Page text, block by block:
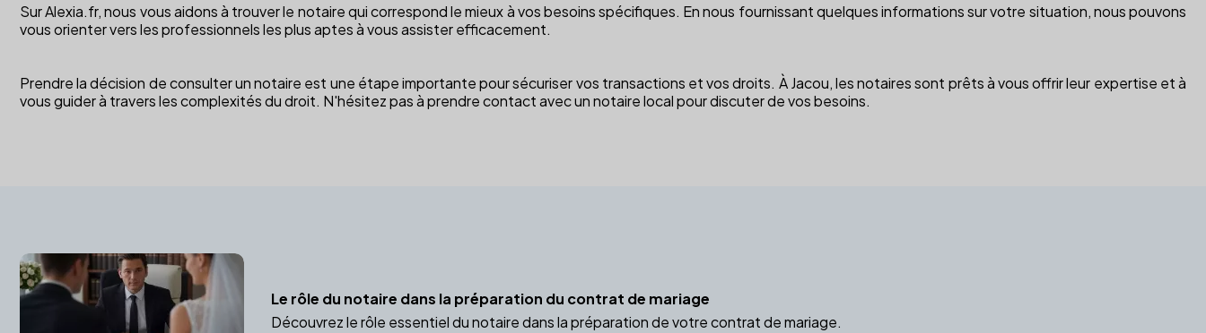
Sur Alexia.fr, nous vous aidons à trouver le notaire qui correspond le mieux à vos besoins spécifiques. En nous fournissant quelques informations sur votre situation, nous pouvons
vous orienter vers les professionnels les plus aptes à vous assister efficacement.
Prendre la décision de consulter un notaire est une étape importante pour sécuriser vos transactions et vos droits. À Jacou, les notaires sont prêts à vous offrir leur expertise et à
vous guider à travers les complexités du droit. N'hésitez pas à prendre contact avec un notaire local pour discuter de vos besoins.
Le rôle du notaire dans la préparation du contrat de mariage
Découvrez le rôle essentiel du notaire dans la préparation de votre contrat de mariage.